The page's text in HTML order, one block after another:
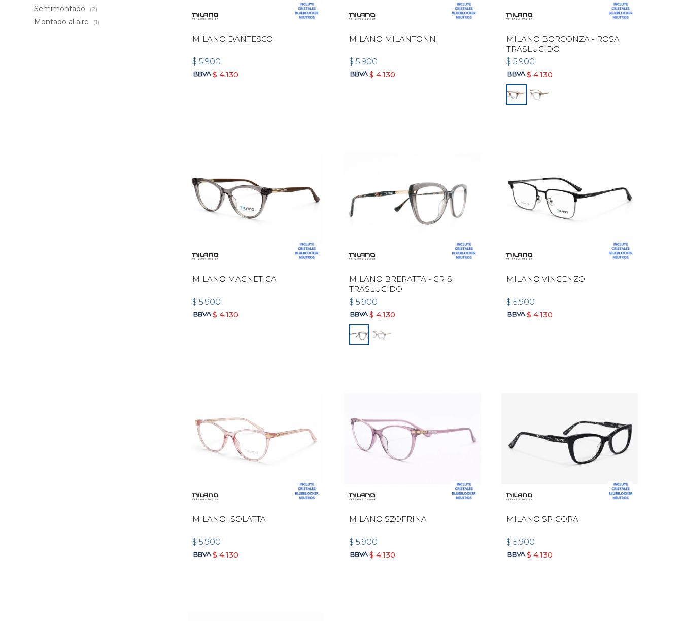
MILANO DANTESCO
$ 5.900
$ 4.130
MILANO MILANTONNI
$ 5.900
$ 4.130
MILANO BORGONZA - ROSA
TRASLUCIDO
$ 5.900
$ 4.130
MILANO MAGNETICA
$ 5.900
$ 4.130
MILANO BRERATTA - GRIS
TRASLUCIDO
$ 5.900
$ 4.130
MILANO VINCENZO
$ 5.900
$ 4.130
MILANO ISOLATTA
$ 5.900
$ 4.130
MILANO SZOFRINA
$ 5.900
$ 4.130
MILANO SPIGORA
$ 5.900
$ 4.130
Semimontado (2)
Montado al aire (1)